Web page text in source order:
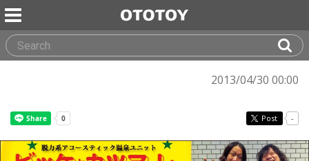
2013/04/30 00:00
Post -